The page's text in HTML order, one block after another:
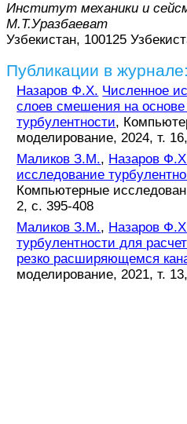
Институт механики и
М.Т.Уразбаеват
Узбекистан, 100125
Публикации в
Назаров Ф.Х. Численное
слоев смешения на
турбулентности,
моделирование, 2024, т.
Маликов З.М., Назаров
исследование
Компьютерные
2, с. 395-408
Маликов З.М., Назаров
турбулентности для
резко расширяющемся
моделирование, 2021, т.